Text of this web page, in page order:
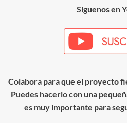
Síguenos en
Colabora para que el proyecto
Puedes hacerlo con una
es muy importante para